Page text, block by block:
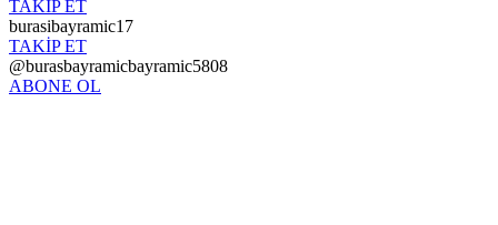
TAKİP ET
burasibayramic17
TAKİP ET
@burasbayramicbayramic5808
ABONE OL